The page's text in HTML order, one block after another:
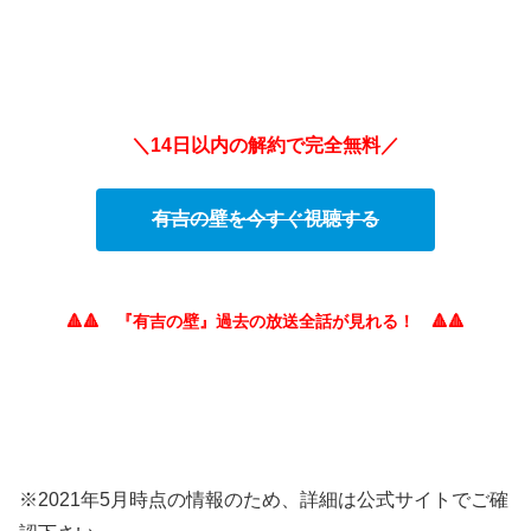
＼14日以内の解約で完全無料／
有吉の壁を今すぐ視聴する
🔺🔺 『有吉の壁』過去の放送全話が見れる！ 🔺🔺
※2021年5月時点の情報のため、詳細は公式サイトでご確